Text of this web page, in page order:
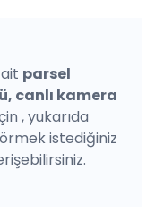
parsel
canlı kamera
, yukarıda
istediğiniz